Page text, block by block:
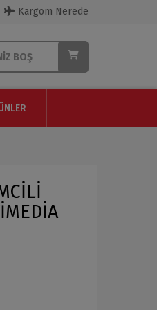
Kargom Nerede
BOŞ